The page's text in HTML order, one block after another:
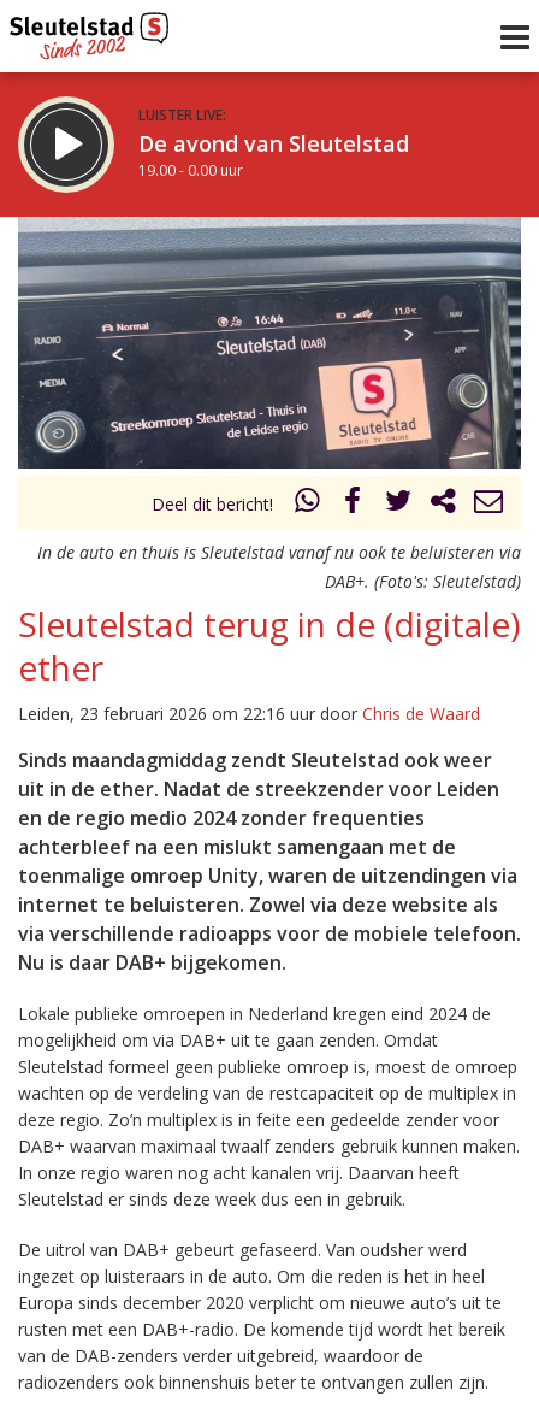
LUISTER LIVE:
De avond van Sleutelstad
19.00 - 0.00 uur
STRAKS:
De nacht van Sleutelstad
0.00 - 6.00 uur
Vorig uur
uur 1 van 0 Volgend uur
Deel dit bericht!
In de auto en thuis is Sleutelstad vanaf nu ook te beluisteren via
DAB+. (Foto's: Sleutelstad)
Sleutelstad terug in de (digitale)
ether
Leiden, 23 februari 2026 om 22:16 uur door Chris de Waard
Sinds maandagmiddag zendt Sleutelstad ook weer
uit in de ether. Nadat de streekzender voor Leiden
en de regio medio 2024 zonder frequenties
achterbleef na een mislukt samengaan met de
toenmalige omroep Unity, waren de uitzendingen via
internet te beluisteren. Zowel via deze website als
via verschillende radioapps voor de mobiele telefoon.
Nu is daar DAB+ bijgekomen.
Lokale publieke omroepen in Nederland kregen eind 2024 de
mogelijkheid om via DAB+ uit te gaan zenden. Omdat
Sleutelstad formeel geen publieke omroep is, moest de omroep
wachten op de verdeling van de restcapaciteit op de multiplex in
deze regio. Zo’n multiplex is in feite een gedeelde zender voor
DAB+ waarvan maximaal twaalf zenders gebruik kunnen maken.
In onze regio waren nog acht kanalen vrij. Daarvan heeft
Sleutelstad er sinds deze week dus een in gebruik.
De uitrol van DAB+ gebeurt gefaseerd. Van oudsher werd
ingezet op luisteraars in de auto. Om die reden is het in heel
Europa sinds december 2020 verplicht om nieuwe auto’s uit te
rusten met een DAB+-radio. De komende tijd wordt het bereik
van de DAB-zenders verder uitgebreid, waardoor de
radiozenders ook binnenshuis beter te ontvangen zullen zijn.